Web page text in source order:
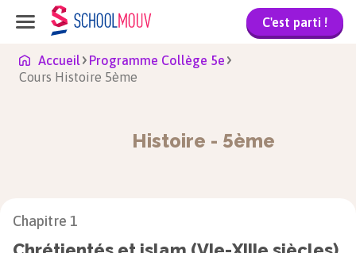
C'est parti !
Accueil
Programme Collège 5e
Cours Histoire 5ème
Histoire - 5ème
Chapitre 1